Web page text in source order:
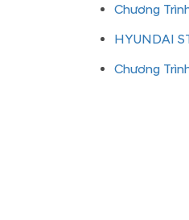
Chương
HYUNDAI
Chương